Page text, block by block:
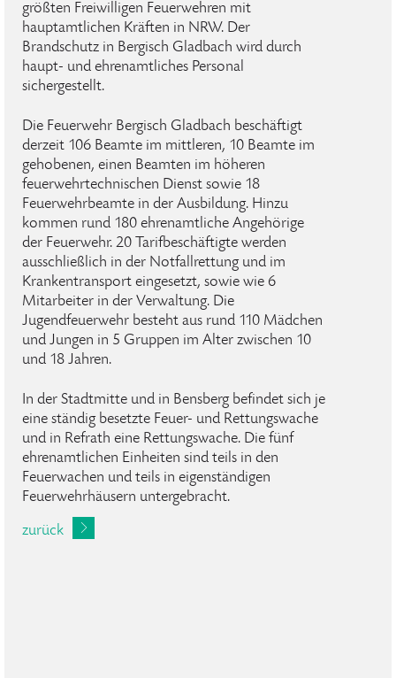
größten Freiwilligen Feuerwehren mit
hauptamtlichen Kräften in NRW. Der
Brandschutz in Bergisch Gladbach wird durch
haupt- und ehrenamtliches Personal
sichergestellt.
Die Feuerwehr Bergisch Gladbach beschäftigt
derzeit 106 Beamte im mittleren, 10 Beamte im
gehobenen, einen Beamten im höheren
feuerwehrtechnischen Dienst sowie 18
Feuerwehrbeamte in der Ausbildung. Hinzu
kommen rund 180 ehrenamtliche Angehörige
der Feuerwehr. 20 Tarifbeschäftigte werden
ausschließlich in der Notfallrettung und im
Krankentransport eingesetzt, sowie wie 6
Mitarbeiter in der Verwaltung. Die
Jugendfeuerwehr besteht aus rund 110 Mädchen
und Jungen in 5 Gruppen im Alter zwischen 10
und 18 Jahren.
In der Stadtmitte und in Bensberg befindet sich je
eine ständig besetzte Feuer- und Rettungswache
und in Refrath eine Rettungswache. Die fünf
ehrenamtlichen Einheiten sind teils in den
Feuerwachen und teils in eigenständigen
Feuerwehrhäusern untergebracht.
zurück